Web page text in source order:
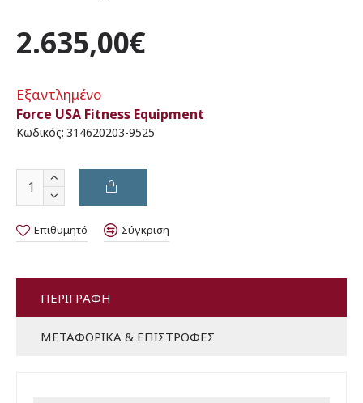
Εξαντλημένο
Force USA Fitness Equipment
Κωδικός: 314620203-9525
2.635,00€
Επιθυμητό Σύγκριση
ΠΕΡΙΓΡΑΦΉ
ΜΕΤΑΦΟΡΙΚΆ & ΕΠΙΣΤΡΟΦΈΣ